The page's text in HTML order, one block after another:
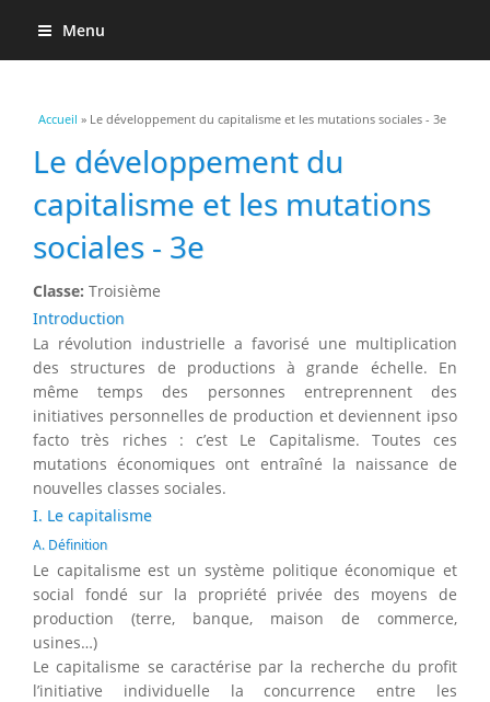
Menu
Vous êtes ici
Accueil » Le développement du capitalisme et les mutations sociales - 3e
Le développement du
capitalisme et les mutations
sociales - 3e
Classe: Troisième
Introduction
La révolution industrielle a favorisé une multiplication
des structures de productions à grande échelle. En
même temps des personnes entreprennent des
initiatives personnelles de production et deviennent ipso
facto très riches : c’est Le Capitalisme. Toutes ces
mutations économiques ont entraîné la naissance de
nouvelles classes sociales.
I. Le capitalisme
A. Définition
Le capitalisme est un système politique économique et
social fondé sur la propriété privée des moyens de
production (terre, banque, maison de commerce,
usines…)
Le capitalisme se caractérise par la recherche du profit
l’initiative individuelle la concurrence entre les